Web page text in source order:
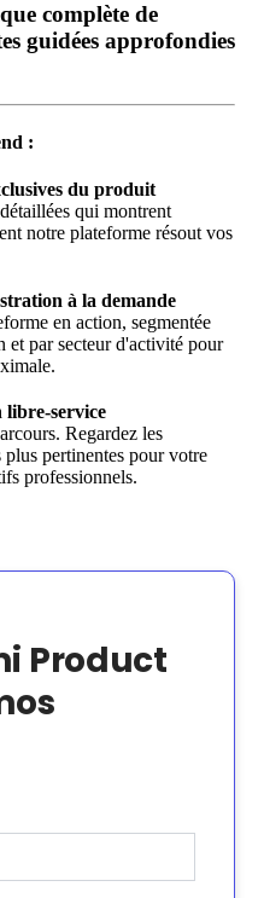
complète de
guidées approfondies
:
du produit
qui montrent
notre plateforme résout vos
à la demande
en action, segmentée
et par secteur d'activité pour
libre-service
Regardez les
plus pertinentes pour votre
professionnels.
Product